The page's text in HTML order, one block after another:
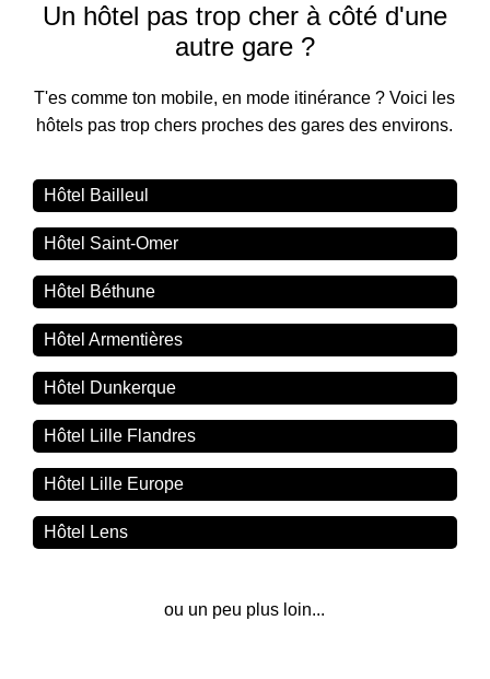
Un hôtel pas trop cher à côté d'une
autre gare ?
T'es comme ton mobile, en mode itinérance ? Voici les
hôtels pas trop chers proches des gares des environs.
Hôtel Bailleul
Hôtel Saint-Omer
Hôtel Béthune
Hôtel Armentières
Hôtel Dunkerque
Hôtel Lille Flandres
Hôtel Lille Europe
Hôtel Lens
ou un peu plus loin...